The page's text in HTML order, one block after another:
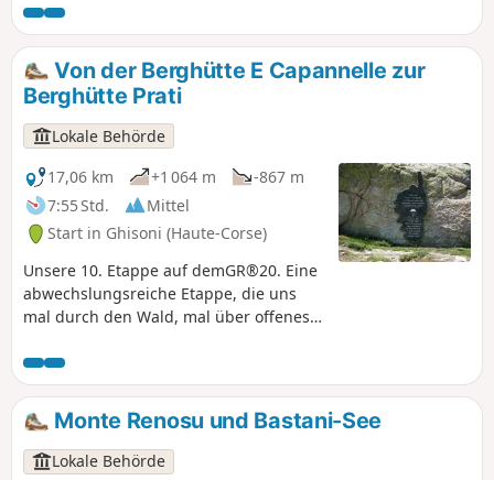
dem Rückweg führt Sie ein kleiner Umweg über einen
anspruchsvollen Abstieg zum Ufer des Lac de Bastani, wo
Sie eine kleine Erfrischungspause einlegen können.
Von der Berghütte E Capannelle zur
Berghütte Prati
Lokale Behörde
17,06 km
+1 064 m
-867 m
7:55 Std.
Mittel
Start in Ghisoni (Haute-Corse)
Unsere 10. Etappe auf demGR®20. Eine
abwechslungsreiche Etappe, die uns
mal durch den Wald, mal über offenes
Monte Renosu und Bastani-See
Lokale Behörde